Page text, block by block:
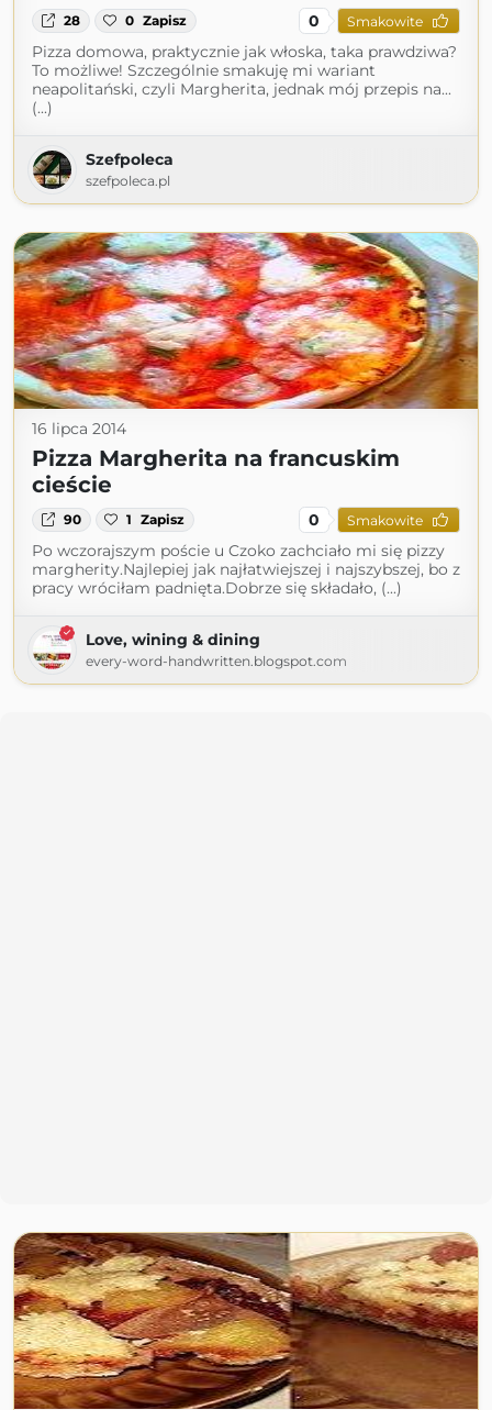
28 0 Zapisz 0 Smakowite
Pizza domowa, praktycznie jak włoska, taka prawdziwa?
To możliwe! Szczególnie smakuję mi wariant
neapolitański, czyli Margherita, jednak mój przepis na...
(...)
Szefpoleca
szefpoleca.pl
16 lipca 2014
Pizza Margherita na francuskim
cieście
90 1 Zapisz 0 Smakowite
Po wczorajszym poście u Czoko zachciało mi się pizzy
margherity.Najlepiej jak najłatwiejszej i najszybszej, bo z
pracy wróciłam padnięta.Dobrze się składało, (...)
Love, wining & dining
every-word-handwritten.blogspot.com